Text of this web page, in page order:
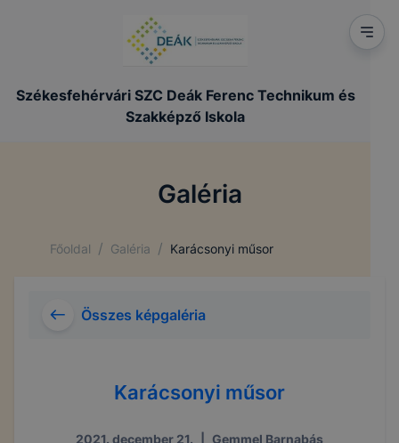
Székesfehérvári SZC Deák Ferenc Technikum és
Szakképző Iskola
Galéria
Főoldal / Galéria / Karácsonyi műsor
Összes képgaléria
Karácsonyi műsor
2021. december 21. Gemmel Barnabás